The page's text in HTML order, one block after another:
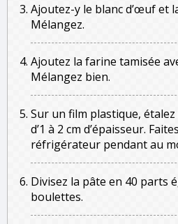
Ajoutez-y le blanc d’œuf et
Mélangez.
Ajoutez la farine tamisée
Mélangez bien.
Sur un film plastique,
d’1 à 2 cm d’épaisseur.
réfrigérateur pendant au
Divisez la pâte en 40 parts
boulettes.